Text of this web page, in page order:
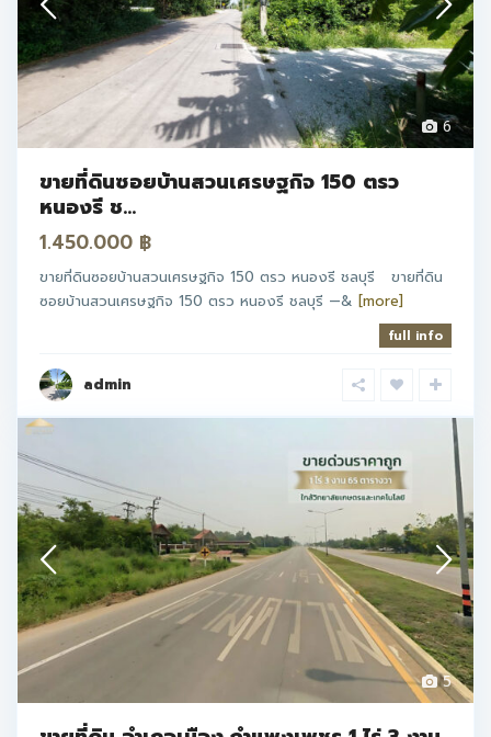
6
ขายที่ดินซอยบ้านสวนเศรษฐกิจ 150 ตรว
หนองรี ช...
1.450.000 ฿
ขายที่ดินซอยบ้านสวนเศรษฐกิจ 150 ตรว หนองรี ชลบุรี ขายที่ดิน
ซอยบ้านสวนเศรษฐกิจ 150 ตรว หนองรี ชลบุรี —& [more]
full info
admin
5